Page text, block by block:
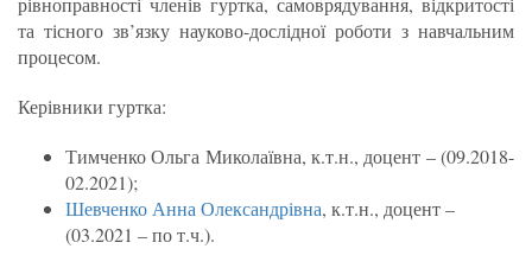
та тісного зв’язку науково-дослідної роботи з навчальним
процесом.
Керівники гуртка:
Тимченко Ольга Миколаївна, к.т.н., доцент – (09.2018-
02.2021);
Шевченко Анна Олександрівна, к.т.н., доцент –
(03.2021 – по т.ч.).